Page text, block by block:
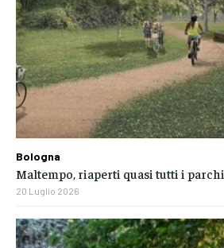
Bologna
Maltempo, riaperti quasi tutti i parchi
20 Luglio 2026